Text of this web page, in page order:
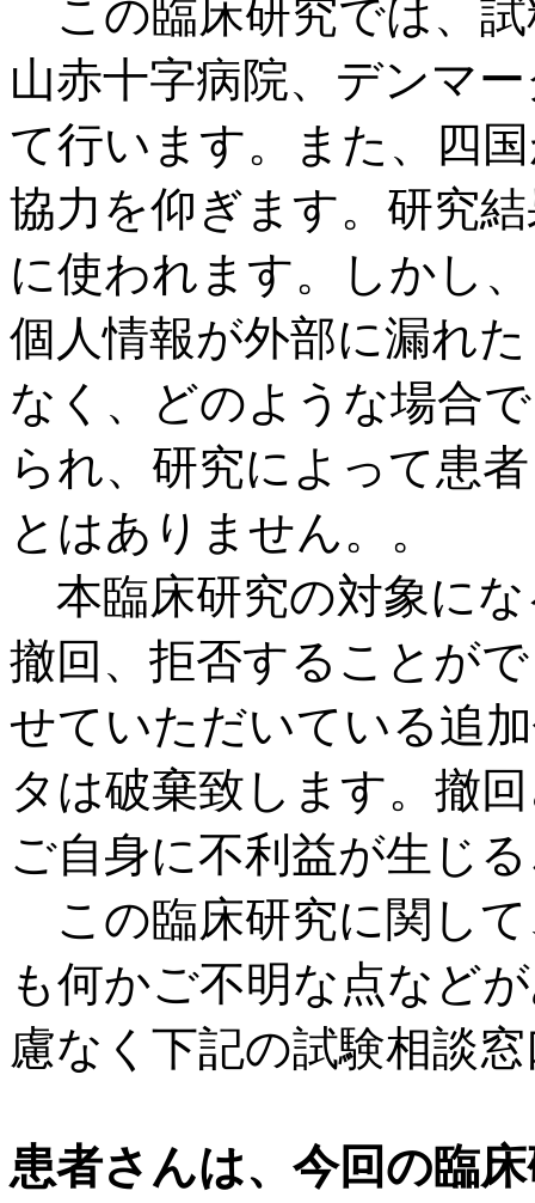
この臨床研究では、試
山赤十字病院、デンマ
て行います。また、四
協力を仰ぎます。研究
に使われます。しかし
個人情報が外部に漏れ
なく、どのような場合
られ、研究によって患
とはありません。。
本臨床研究の対象に
撤回、拒否することが
せていただいている追
タは破棄致します。撤
ご自身に不利益が生じ
この臨床研究に関し
も何かご不明な点など
慮なく下記の試験相談
患者さんは、今回の臨